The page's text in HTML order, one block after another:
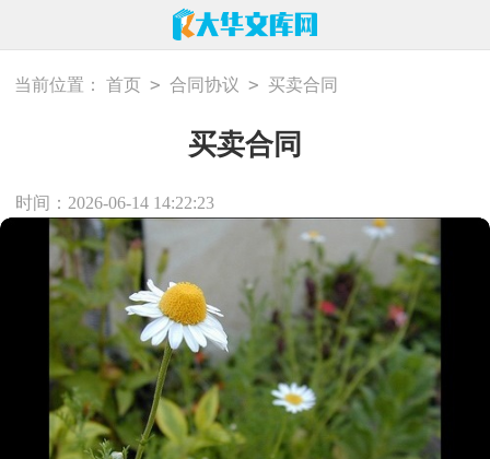
当前位置： 首页 > 合同协议 > 买卖合同
买卖合同
时间：2026-06-14 14:22:23